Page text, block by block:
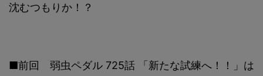
沈むつもりか！？
■前回 弱虫ペダル 725話 「新たな試練へ！！」は